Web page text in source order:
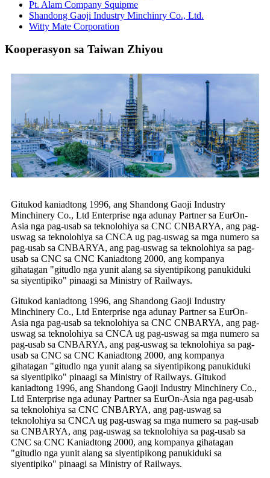
Pt. Alam Company Squipme
Shandong Gaoji Industry Minchinry Co., Ltd.
Witty Mate Corporation
Kooperasyon sa Taiwan Zhiyou
Gitukod kaniadtong 1996, ang Shandong Gaoji Industry
Minchinery Co., Ltd Enterprise nga adunay Partner sa EurOn-
Asia nga pag-usab sa teknolohiya sa CNC CNBARYA, ang pag-
uswag sa teknolohiya sa CNCA ug pag-uswag sa mga numero sa
pag-usab sa CNBARYA, ang pag-uswag sa teknolohiya sa pag-
usab sa CNC sa CNC Kaniadtong 2000, ang kompanya
gihatagan "gitudlo nga yunit alang sa siyentipikong panukiduki
sa siyentipiko" pinaagi sa Ministry of Railways.
Gitukod kaniadtong 1996, ang Shandong Gaoji Industry
Minchinery Co., Ltd Enterprise nga adunay Partner sa EurOn-
Asia nga pag-usab sa teknolohiya sa CNC CNBARYA, ang pag-
uswag sa teknolohiya sa CNCA ug pag-uswag sa mga numero sa
pag-usab sa CNBARYA, ang pag-uswag sa teknolohiya sa pag-
usab sa CNC sa CNC Kaniadtong 2000, ang kompanya
gihatagan "gitudlo nga yunit alang sa siyentipikong panukiduki
sa siyentipiko" pinaagi sa Ministry of Railways. Gitukod
kaniadtong 1996, ang Shandong Gaoji Industry Minchinery Co.,
Ltd Enterprise nga adunay Partner sa EurOn-Asia nga pag-usab
sa teknolohiya sa CNC CNBARYA, ang pag-uswag sa
teknolohiya sa CNCA ug pag-uswag sa mga numero sa pag-usab
sa CNBARYA, ang pag-uswag sa teknolohiya sa pag-usab sa
CNC sa CNC Kaniadtong 2000, ang kompanya gihatagan
"gitudlo nga yunit alang sa siyentipikong panukiduki sa
siyentipiko" pinaagi sa Ministry of Railways.